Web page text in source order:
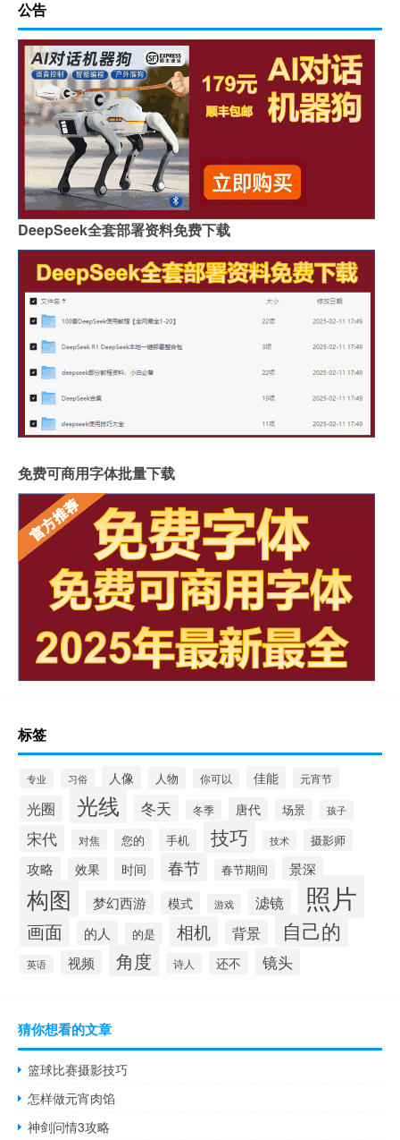
公告
DeepSeek全套部署资料免费下载
免费可商用字体批量下载
标签
专业 习俗 人像 人物 你可以 佳能 元宵节
光圈 光线 冬天 冬季 唐代 场景 孩子
宋代 对焦 您的 手机 技巧 技术 摄影师
攻略 效果 时间 春节 春节期间 景深
构图 梦幻西游 模式 游戏 滤镜 照片
画面 的人 的是 相机 背景 自己的
英语 视频 角度 诗人 还不 镜头
猜你想看的文章
篮球比赛摄影技巧
怎样做元宵肉馅
神剑问情3攻略